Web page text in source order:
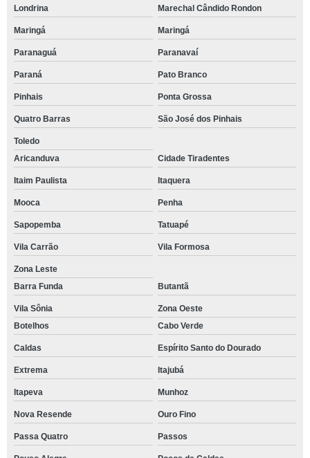
Londrina Marechal Cândido Rondon
Maringá Maringá
Paranaguá Paranavaí
Paraná Pato Branco
Pinhais Ponta Grossa
Quatro Barras São José dos Pinhais
Toledo
Aricanduva
Cidade Tiradentes
Itaim Paulista Itaquera
Mooca Penha
Sapopemba Tatuapé
Vila Carrão Vila Formosa
Zona Leste
Barra Funda
Butantã
Vila Sônia
Zona Oeste
Botelhos
Cabo Verde
Caldas Espírito Santo do Dourado
Extrema Itajubá
Itapeva Munhoz
Nova Resende Ouro Fino
Passa Quatro Passos